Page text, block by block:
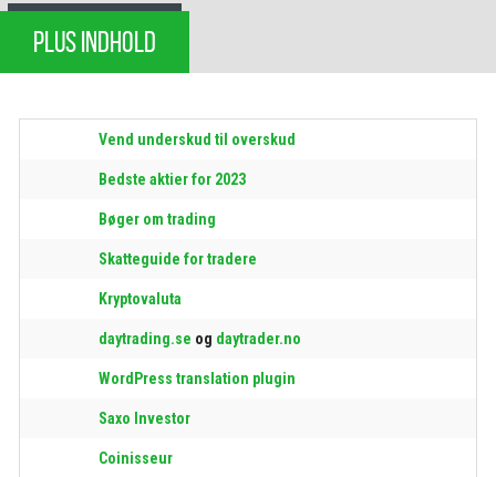
PLUS INDHOLD
Vend underskud til overskud
Bedste aktier for 2023
Bøger om trading
Skatteguide for tradere
Kryptovaluta
daytrading.se og daytrader.no
WordPress translation plugin
Saxo Investor
Coinisseur